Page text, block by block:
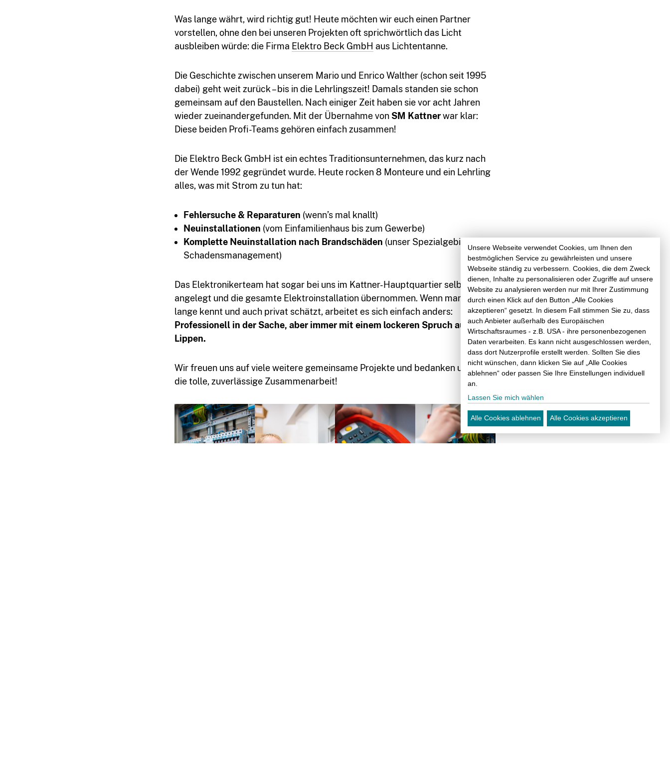
Was lange währt, wird richtig gut! Heute möchten wir euch einen Partner
vorstellen, ohne den bei unseren Projekten oft sprichwörtlich das Licht
ausbleiben würde: die Firma Elektro Beck GmbH aus Lichtentanne.
Die Geschichte zwischen unserem Mario und Enrico Walther (schon seit 1995
dabei) geht weit zurück – bis in die Lehrlingszeit! Damals standen sie schon
gemeinsam auf den Baustellen. Nach einiger Zeit haben sie vor acht Jahren
wieder zueinandergefunden. Mit der Übernahme von SM Kattnerwar klar:
Diese beiden Profi-Teams gehören einfach zusammen!
Die Elektro Beck GmbH ist ein echtes Traditionsunternehmen, das kurz nach
der Wende 1992 gegründet wurde. Heute rocken 8 Monteure und ein Lehrling
alles, was mit Strom zu tun hat:
Fehlersuche & Reparaturen (wenn’s mal knallt)
Neuinstallationen (vom Einfamilienhaus bis zum Gewerbe)
Komplette Neuinstallation nach Brandschäden (unser Spezialgebiet im
Schadensmanagement)
Das Elektronikerteam hat sogar bei uns im Kattner-Hauptquartier selbst Hand
angelegt und die gesamte Elektroinstallation übernommen. Wenn man sich so
lange kennt und auch privat schätzt, arbeitet es sich einfach anders:
Professionell in der Sache, aber immer mit einem lockeren Spruch auf den
Lippen.
Wir freuen uns auf viele weitere gemeinsame Projekte und bedanken uns für
die tolle, zuverlässige Zusammenarbeit!
Unsere Webseite verwendet Cookies, um Ihnen den
bestmöglichen Service zu gewährleisten und unsere
Webseite ständig zu verbessern. Cookies, die dem Zweck
dienen, Inhalte zu personalisieren oder Zugriffe auf unsere
Website zu analysieren werden nur mit Ihrer Zustimmung
durch einen Klick auf den Button „Alle Cookies
akzeptieren“ gesetzt. In diesem Fall stimmen Sie zu, dass
auch Anbieter außerhalb des Europäischen
Wirtschaftsraumes - z.B. USA - ihre personenbezogenen
Daten verarbeiten. Es kann nicht ausgeschlossen werden,
dass dort Nutzerprofile erstellt werden. Sollten Sie dies
nicht wünschen, dann klicken Sie auf „Alle Cookies
ablehnen“ oder passen Sie Ihre Einstellungen individuell
an.
Lassen Sie mich wählen
Alle Cookies ablehnen Alle Cookies akzeptieren